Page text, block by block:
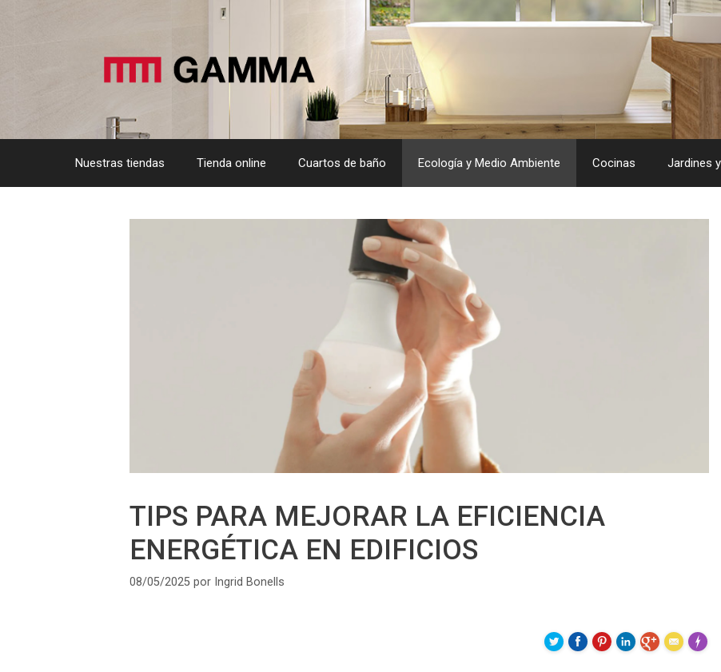
Nuestras tiendas Tienda online Cuartos de baño Ecología y Medio Ambiente Cocinas Jardines
TIPS PARA MEJORAR LA EFICIENCIA
ENERGÉTICA EN EDIFICIOS
08/05/2025 por Ingrid Bonells